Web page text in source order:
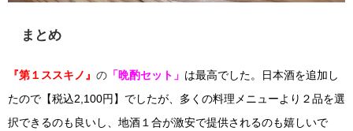
まとめ
『第１ススキノ』 の 「晩酌セット」 は最高でした。日本酒を追加し
たので【税込2,100円】でしたが、多くの料理メニューより２品を選
択できるのも良いし、地酒１合が激安で提供されるのも嬉しいで